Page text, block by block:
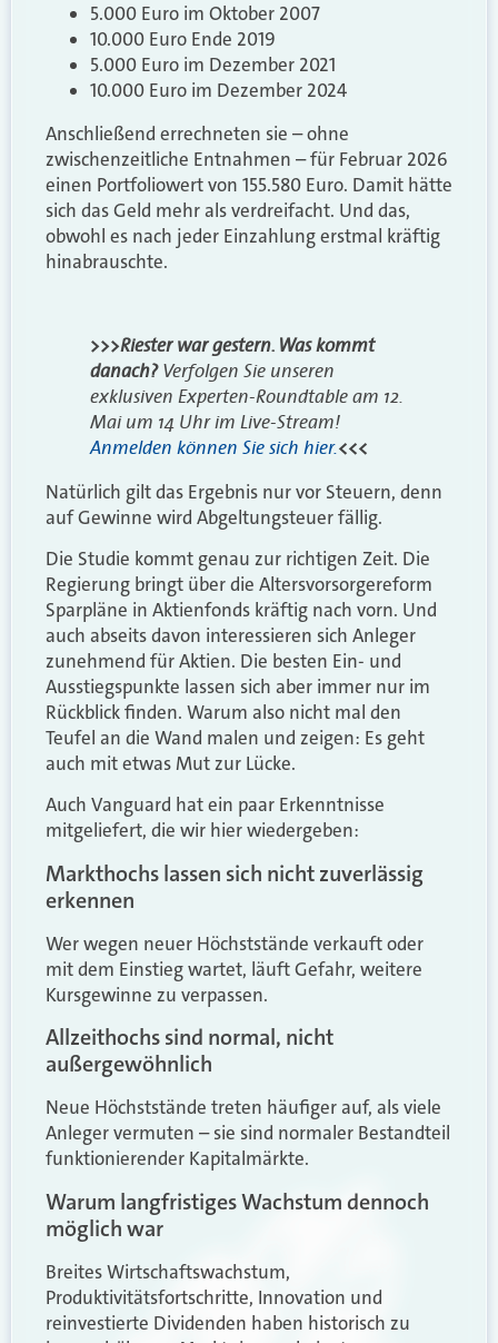
5.000 Euro im Oktober 2007
10.000 Euro Ende 2019
5.000 Euro im Dezember 2021
10.000 Euro im Dezember 2024
Anschließend errechneten sie – ohne
zwischenzeitliche Entnahmen – für Februar 2026
einen Portfoliowert von 155.580 Euro. Damit hätte
sich das Geld mehr als verdreifacht. Und das,
obwohl es nach jeder Einzahlung erstmal kräftig
hinabrauschte.
>>>Riester war gestern. Was kommt
danach?Verfolgen Sie unseren
exklusiven Experten-Roundtable am 12.
Mai um 14 Uhr im Live-Stream!
Anmelden können Sie sich hier.<<<
Natürlich gilt das Ergebnis nur vor Steuern, denn
auf Gewinne wird Abgeltungsteuer fällig.
Die Studie kommt genau zur richtigen Zeit. Die
Regierung bringt über die Altersvorsorgereform
Sparpläne in Aktienfonds kräftig nach vorn. Und
auch abseits davon interessieren sich Anleger
zunehmend für Aktien. Die besten Ein- und
Ausstiegspunkte lassen sich aber immer nur im
Rückblick finden. Warum also nicht mal den
Teufel an die Wand malen und zeigen: Es geht
auch mit etwas Mut zur Lücke.
Auch Vanguard hat ein paar Erkenntnisse
mitgeliefert, die wir hier wiedergeben:
Markthochs lassen sich nicht zuverlässig
erkennen
Wer wegen neuer Höchststände verkauft oder
mit dem Einstieg wartet, läuft Gefahr, weitere
Kursgewinne zu verpassen.
Allzeithochs sind normal, nicht
außergewöhnlich
Neue Höchststände treten häufiger auf, als viele
Anleger vermuten – sie sind normaler Bestandteil
funktionierender Kapitalmärkte.
Warum langfristiges Wachstum dennoch
möglich war
Breites Wirtschaftswachstum,
Produktivitätsfortschritte, Innovation und
reinvestierte Dividenden haben historisch zu